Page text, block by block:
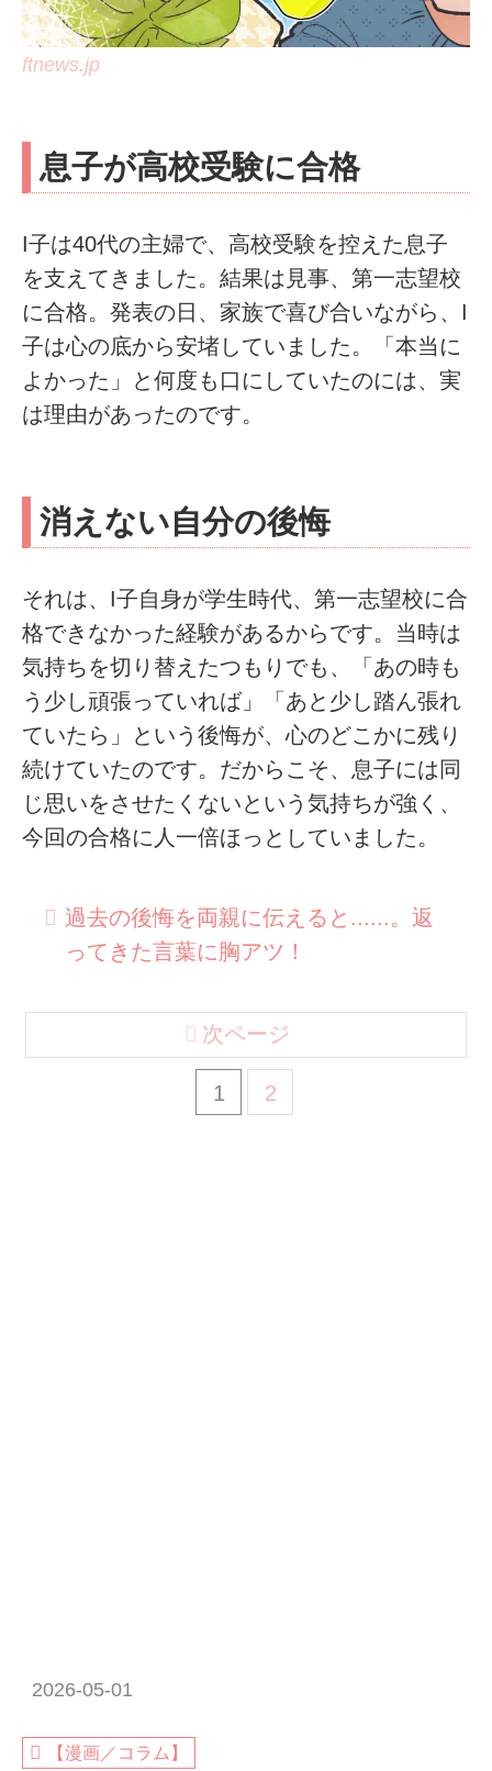
ftnews.jp
息子が高校受験に合格
I子は40代の主婦で、高校受験を控えた息子
を支えてきました。結果は見事、第一志望校
に合格。発表の日、家族で喜び合いながら、I
子は心の底から安堵していました。「本当に
よかった」と何度も口にしていたのには、実
は理由があったのです。
消えない自分の後悔
それは、I子自身が学生時代、第一志望校に合
格できなかった経験があるからです。当時は
気持ちを切り替えたつもりでも、「あの時も
う少し頑張っていれば」「あと少し踏ん張れ
ていたら」という後悔が、心のどこかに残り
続けていたのです。だからこそ、息子には同
じ思いをさせたくないという気持ちが強く、
今回の合格に人一倍ほっとしていました。
過去の後悔を両親に伝えると......。返
ってきた言葉に胸アツ！
1 2
次ページ
2026-05-01
【漫画／コラム】